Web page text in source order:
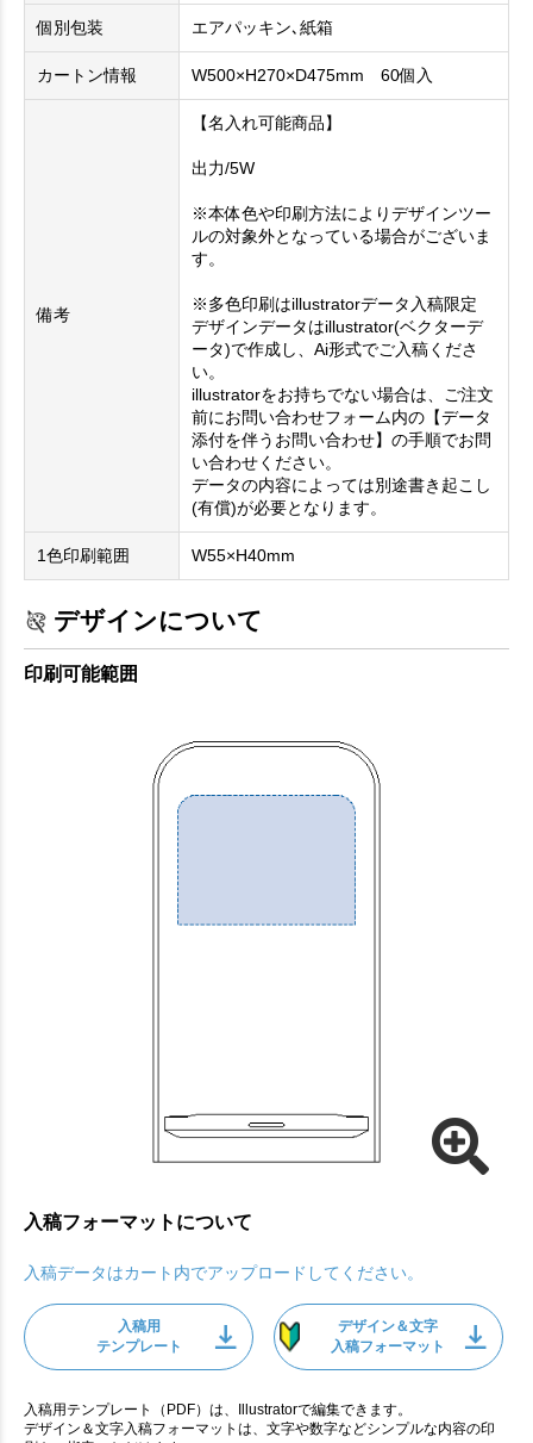
個別包装 エアパッキン､紙箱
カートン情報 W500×H270×D475mm 60個入
備考
【名入れ可能商品】
出力/5W
※本体色や印刷方法によりデザインツー
ルの対象外となっている場合がございま
す。
※多色印刷はillustratorデータ入稿限定
デザインデータはillustrator(ベクターデ
ータ)で作成し、Ai形式でご入稿くださ
い。
illustratorをお持ちでない場合は、ご注文
前にお問い合わせフォーム内の【データ
添付を伴うお問い合わせ】の手順でお問
い合わせください。
データの内容によっては別途書き起こし
(有償)が必要となります。
1色印刷範囲 W55×H40mm
デザインについて
印刷可能範囲
入稿フォーマットについて
入稿データはカート内でアップロードしてください。
入稿用
テンプレート
デザイン＆文字
入稿フォーマット
入稿用テンプレート（PDF）は、Illustratorで編集できます。
デザイン＆文字入稿フォーマットは、文字や数字などシンプルな内容の印